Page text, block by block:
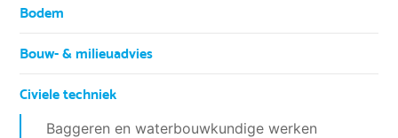
Bodem
Bouw- & milieuadvies
Civiele techniek
Baggeren en waterbouwkundige werken